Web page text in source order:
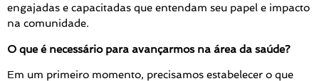
engajadas e capacitadas que entendam seu papel e impacto
na comunidade.
O que é necessário para avançarmos na área da saúde?
Em um primeiro momento, precisamos estabelecer o que